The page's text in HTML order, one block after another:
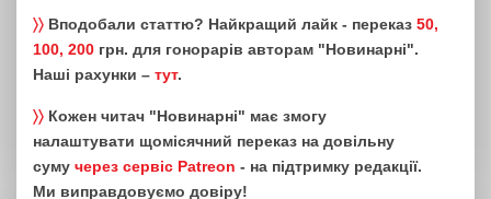
〉〉 Вподобали статтю? Найкращий лайк - переказ 50,
100, 200 грн. для гонорарів авторам "Новинарні".
Наші рахунки – тут.
〉〉 Кожен читач "Новинарні" має змогу
налаштувати щомісячний переказ на довільну
суму через сервіс Patreon - на підтримку редакції.
Ми виправдовуємо довіру!